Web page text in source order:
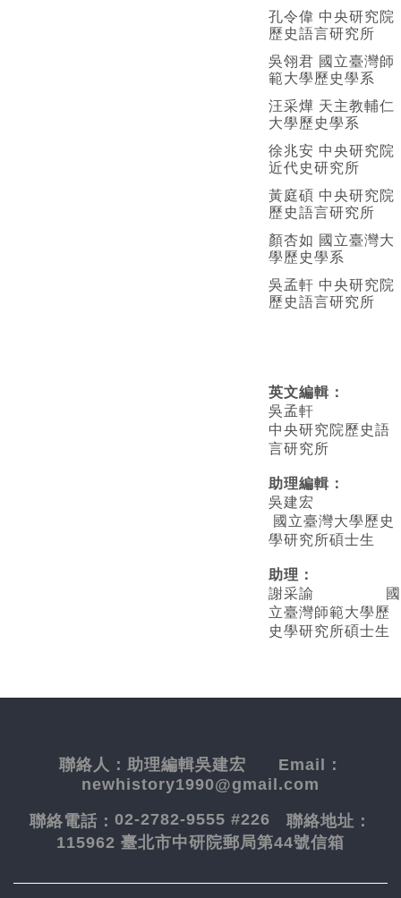
孔令偉 中央研究院
歷史語言研究所
吳翎君 國立臺灣師
範大學歷史學系
汪采燁 天主教輔仁
大學歷史學系
徐兆安 中央研究院
近代史研究所
黃庭碩 中央研究院
歷史語言研究所
顏杏如 國立臺灣大
學歷史學系
吳孟軒 中央研究院
歷史語言研究所
英文編輯 ：
吳孟軒
中央研究院歷史語
言研究所
助理編輯：
吳建宏
國立臺灣大學歷史
學研究所碩士生
助理：
謝采諭
國
立臺灣師範大學歷
史學研究所碩士生
聯絡人： 助理編輯吳建宏 Email：
newhistory1990@gmail.com
聯絡電話： 02-2782-9555 #226 聯絡地址：
115962 臺北市中研院郵局第44號信箱